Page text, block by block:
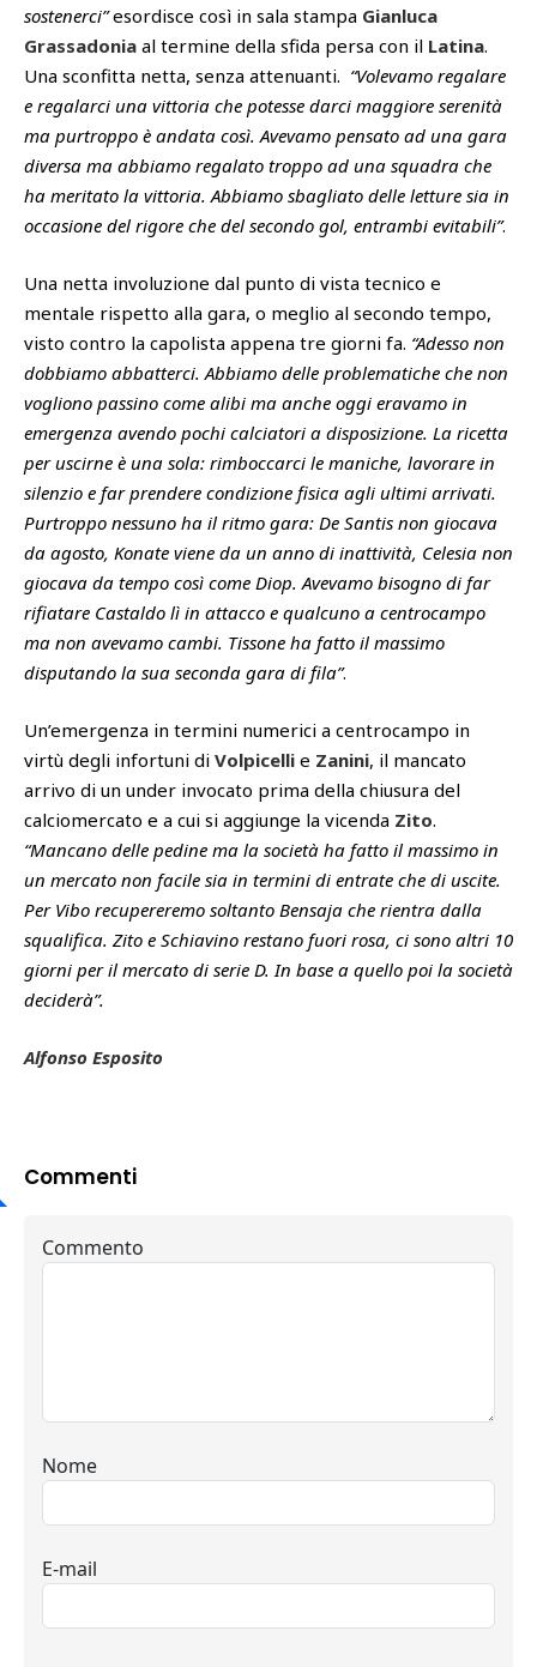
sostenerci”esordisce così in sala stampa Gianluca
Grassadonia al termine della sfida persa con il Latina.
Una sconfitta netta, senza attenuanti. “Volevamo regalare
e regalarci una vittoria che potesse darci maggiore serenità
ma purtroppo è andata così. Avevamo pensato ad una gara
diversa ma abbiamo regalato troppo ad una squadra che
ha meritato la vittoria. Abbiamo sbagliato delle letture sia in
occasione del rigore che del secondo gol, entrambi evitabili”.
Una netta involuzione dal punto di vista tecnico e
mentale rispetto alla gara, o meglio al secondo tempo,
visto contro la capolista appena tre giorni fa. “Adesso non
dobbiamo abbatterci. Abbiamo delle problematiche che non
vogliono passino come alibi ma anche oggi eravamo in
emergenza avendo pochi calciatori a disposizione. La ricetta
per uscirne è una sola: rimboccarci le maniche, lavorare in
silenzio e far prendere condizione fisica agli ultimi arrivati.
Purtroppo nessuno ha il ritmo gara: De Santis non giocava
da agosto, Konate viene da un anno di inattività, Celesia non
giocava da tempo così come Diop. Avevamo bisogno di far
rifiatare Castaldo lì in attacco e qualcuno a centrocampo
ma non avevamo cambi. Tissone ha fatto il massimo
disputando la sua seconda gara di fila”.
Un’emergenza in termini numerici a centrocampo in
virtù degli infortuni di Volpicelli e Zanini, il mancato
arrivo di un under invocato prima della chiusura del
calciomercato e a cui si aggiunge la vicenda Zito.
“Mancano delle pedine ma la società ha fatto il massimo in
un mercato non facile sia in termini di entrate che di uscite.
Per Vibo recupereremo soltanto Bensaja che rientra dalla
squalifica. Zito e Schiavino restano fuori rosa, ci sono altri 10
giorni per il mercato di serie D. In base a quello poi la società
deciderà”.
Alfonso Esposito
Commenti